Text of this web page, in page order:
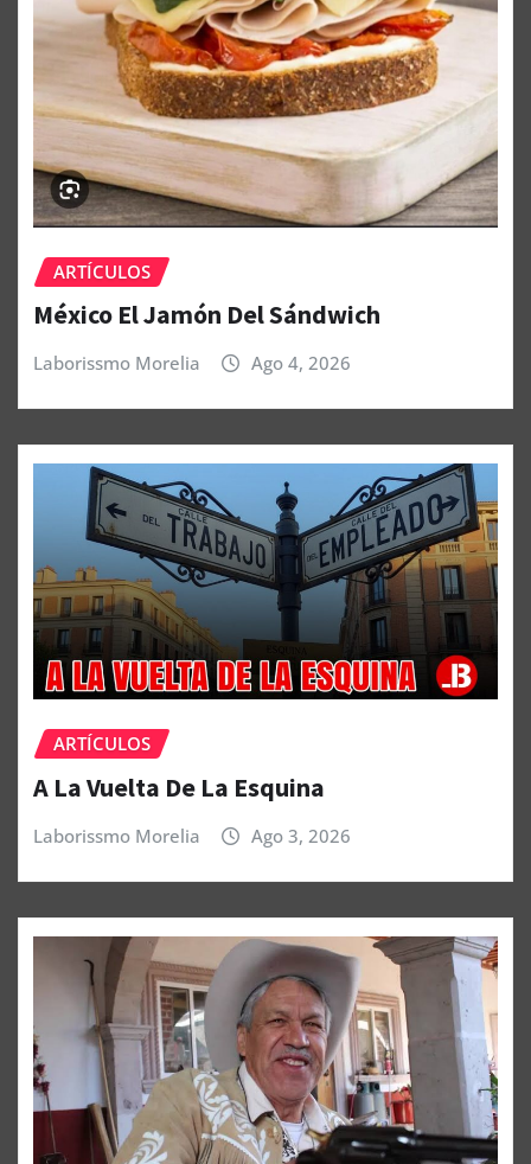
ARTÍCULOS
México El Jamón Del Sándwich
Laborissmo Morelia Ago 4, 2026
ARTÍCULOS
A La Vuelta De La Esquina
Laborissmo Morelia Ago 3, 2026